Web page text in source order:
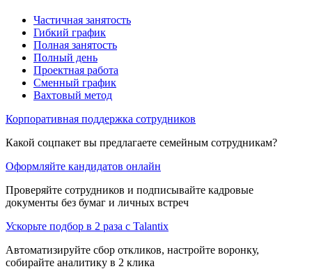
Частичная занятость
Гибкий график
Полная занятость
Полный день
Проектная работа
Сменный график
Вахтовый метод
Корпоративная поддержка сотрудников
Какой соцпакет вы предлагаете семейным сотрудникам?
Оформляйте кандидатов онлайн
Проверяйте сотрудников и подписывайте кадровые
документы без бумаг и личных встреч
Ускорьте подбор в 2 раза с Talantix
Автоматизируйте сбор откликов, настройте воронку,
собирайте аналитику в 2 клика